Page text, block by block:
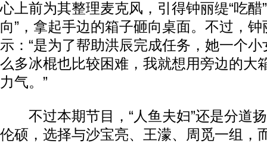
心上前为其整理麦克风，引得钟丽缇“吃醋
向”，拿起手边的箱子砸向桌面。不过，
示：“是为了帮助洪辰完成任务，她一个
么多冰棍也比较困难，我就想用旁边的大
力气。”
不过本期节目，“人鱼夫妇”还是分道
伦硕，选择与沙宝亮、王濛、周觅一组，